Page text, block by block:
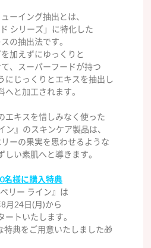
ーイング抽出とは、
ド シリーズ」に特化した
の抽出法です。
加えずにゆっくりと
、スーパーフードが持つ
にじっくりとエキスを抽出し
へと加工されます。
エキスを惜しみなく使った
ン』のスキンケア製品は、
ーの果実を思わせるような
しい素肌へと導きます。
名様に購入特典
ベリー ライン』は
月24日(月)から
ートいたします。
特典をご用意いたしました🎁